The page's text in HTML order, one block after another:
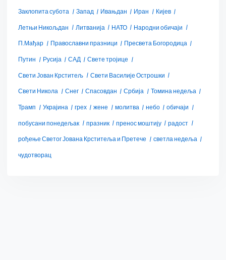
Заклопита субота
Запад Ивањдан Иран
Кијев
Летњи Никољдан
Литванија НАТО
Народни обичаји
П.Мађар
Православни празници
Пресвета Богородица
Путин
Русија САД
Свете тројице
Свети Јован Крститељ
Свети Василије Острошки
Свети Никола
Снег Спасовдан Србија
Томина недеља
Трамп
Украјина грех жене молитва небо
обичаји
побусани понедељак
празник пренос моштију
радост
рођење Светог Јована Крститеља и Претече
светла недеља
чудотворац